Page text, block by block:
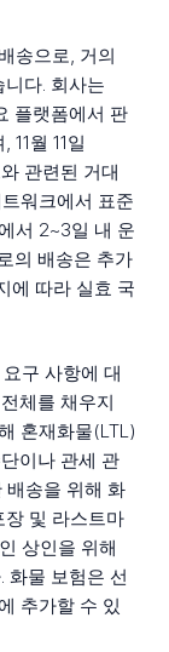
송으로, 거의
다. 회사는
플랫폼에서 판
월 11일
관련된 거대
워크에서 표준
서 2~3일 내 운
의 배송은 추가
에 따라 실효 국
구 사항에 대
체를 채우지
혼재화물(LTL)
이나 관세 관
배송을 위해 화
장 및 라스트마
상인을 위해
화물 보험은 선
추가할 수 있